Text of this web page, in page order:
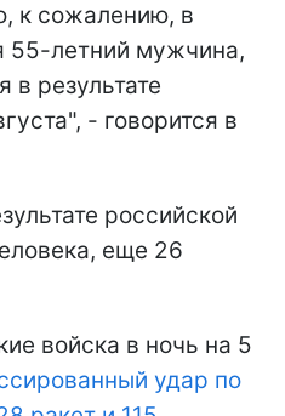
к сожалению, в
55-летний мужчина,
в результате
- говорится в
российской
еще 26
войска в ночь на 5
удар по